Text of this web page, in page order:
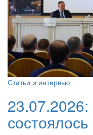
Статьи и интервью
23.07.2026:
состоялось